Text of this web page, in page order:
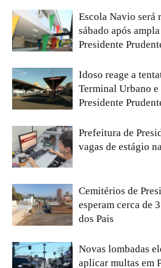
Escola Navio será
sábado após
Presidente
Idoso reage a
Terminal Urbano e
Presidente
Prefeitura de
vagas de estágio
Cemitérios de
esperam cerca de
dos Pais
Novas lombadas
aplicar multas em